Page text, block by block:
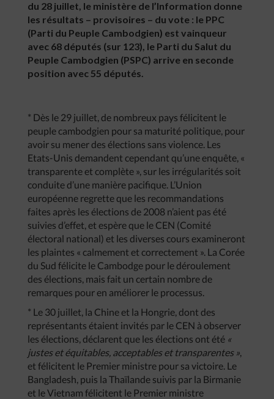
du 28 juillet, le ministère de l’Information donne
les résultats – provisoires – du vote : le PPC
(Parti du Peuple Cambodgien) est vainqueur
avec 68 députés (sur 123), le Parti du Salut du
Peuple Cambodgien (PSPC) arrive en seconde
position avec 55 députés.
* Dès le 29 juillet, de nombreux pays félicitent le
peuple cambodgien pour sa maturité politique, pour
avoir su mener des élections sans violence. Les
Etats-Unis demandent cependant qu’une enquête, «
transparente et complète », sur les irrégularités soit
conduite d’une manière pacifique. L’Union
européenne regrette que les recommandations
faites après les élections de 2008 n’aient pas été
suivies d’effet, et espère que le CEN (Comité
électoral national) et les diverses cours examineront
les plaintes « calmement et correctement ». La Corée
du Sud félicite le Cambodge pour le déroulement
des élections, mais fait un certain nombre de
remarques pour en améliorer le processus.
* Le 30 juillet, la Chine et la Hongrie, dont des
représentants étaient invités par le CEN à observer
les élections, déclarent que les élections ont été «
justes et équitables, acceptables et transparentes »,
et félicitent le Premier ministre pour sa victoire. Le
Bangladesh, puis la Thaïlande suivis par la Birmanie
et le Vietnam félicitent le Premier ministre